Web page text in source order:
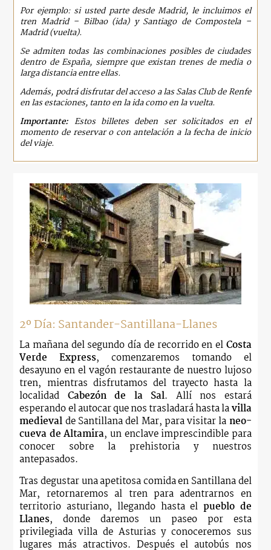
Por ejemplo: si usted parte desde Madrid, le incluimos el
tren Madrid – Bilbao (ida) y Santiago de Compostela –
Madrid (vuelta).
Se admiten todas las combinaciones posibles de ciudades
dentro de España, siempre que existan trenes de media o
larga distancia entre ellas.
Además, podrá disfrutar del acceso a las Salas Club de Renfe
en las estaciones, tanto en la ida como en la vuelta.
Importante: Estos billetes deben ser solicitados en el
momento de reservar o con antelación a la fecha de inicio
del viaje.
2º Día: Santander-Santillana-Llanes
La mañana del segundo día de recorrido en el Costa
Verde Express, comenzaremos tomando el
desayuno en el vagón restaurante de nuestro lujoso
tren, mientras disfrutamos del trayecto hasta la
localidad Cabezón de la Sal. Allí nos estará
esperando el autocar que nos trasladará hasta lavilla
medieval de Santillana del Mar, para visitar la neo-
cueva de Altamira, un enclave imprescindible para
conocer sobre la prehistoria y nuestros
antepasados.
Tras degustar una apetitosa comida en Santillana del
Mar, retornaremos al tren para adentrarnos en
territorio asturiano, llegando hasta el pueblo de
Llanes, donde daremos un paseo por esta
privilegiada villa de Asturias y conoceremos sus
lugares más atractivos. Después el autobús nos